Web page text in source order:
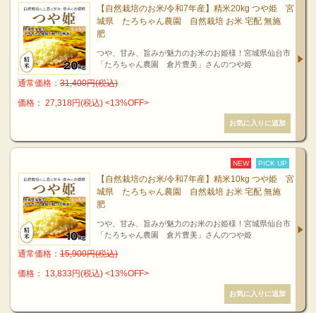
【自然栽培のお米/令和7年産】精米20kg つや姫 宮
城県 たろちゃん農園 自然栽培 お米 宅配 無施
肥
つや、甘み、旨みが魅力のお米のお姫様！宮城県仙台市
「たろちゃん農園 倉片豊美」さんのつや姫
通常価格： 31,400円(税込)
価格： 27,318円(税込) <13%OFF>
NEW PICK UP
【自然栽培のお米/令和7年産】精米10kg つや姫 宮
城県 たろちゃん農園 自然栽培 お米 宅配 無施
肥
つや、甘み、旨みが魅力のお米のお姫様！宮城県仙台市
「たろちゃん農園 倉片豊美」さんのつや姫
通常価格： 15,900円(税込)
価格： 13,833円(税込) <13%OFF>